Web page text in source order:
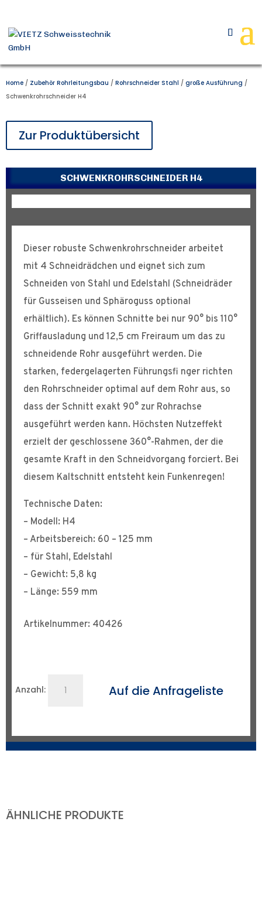
Home / Zubehör Rohrleitungsbau / Rohrschneider Stahl / große Ausführung /
Schwenkrohrschneider H4
Zur Produktübersicht
SCHWENKROHRSCHNEIDER H4
Dieser robuste Schwenkrohrschneider arbeitet
mit 4 Schneidrädchen und eignet sich zum
Schneiden von Stahl und Edelstahl (Schneidräder
für Gusseisen und Sphäroguss optional
erhältlich). Es können Schnitte bei nur 90° bis 110°
Griffausladung und 12,5 cm Freiraum um das zu
schneidende Rohr ausgeführt werden. Die
starken, federgelagerten Führungsfi nger richten
den Rohrschneider optimal auf dem Rohr aus, so
dass der Schnitt exakt 90° zur Rohrachse
ausgeführt werden kann. Höchsten Nutzeffekt
erzielt der geschlossene 360°-Rahmen, der die
gesamte Kraft in den Schneidvorgang forciert. Bei
diesem Kaltschnitt entsteht kein Funkenregen!
Technische Daten:
– Modell: H4
– Arbeitsbereich: 60 – 125 mm
– für Stahl, Edelstahl
– Gewicht: 5,8 kg
– Länge: 559 mm
Artikelnummer: 40426
Anzahl: Auf die Anfrageliste
ÄHNLICHE PRODUKTE